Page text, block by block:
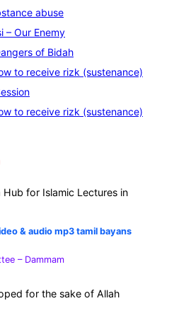
abuse
– Our Enemy
of Bidah
to receive rizk (sustenance)
to receive rizk (sustenance)
Hub for Islamic Lectures in
& audio mp3 tamil bayans
– Dammam
for the sake of Allah